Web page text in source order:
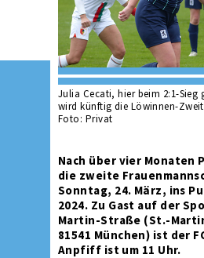
Julia Cecati, hier beim 2:1-Sieg
wird künftig die Löwinnen-
Foto: Privat
Nach über vier Monaten
die zweite
Sonntag, 24. März, ins
2024. Zu Gast auf der
Martin-Straße (St.-
81541 München) ist der
Anpfiff ist um 11 Uhr.